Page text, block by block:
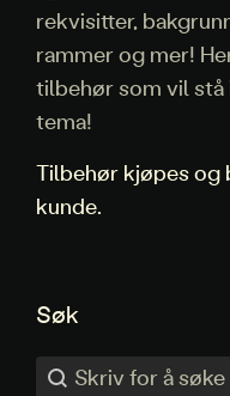
rekvisitter,
rammer og mer!
tilbehør som vil
tema!
Tilbehør kjøpes og
kunde.
Søk
Søk
Søk